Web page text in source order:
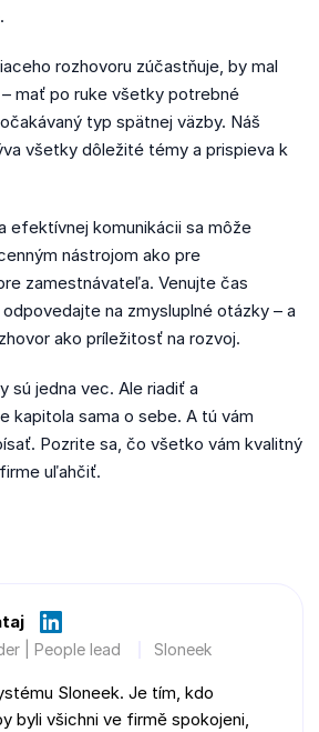
rozhovoru zúčastňuje, by mal
mať po ruke všetky potrebné
typ spätnej väzby. Náš
všetky dôležité témy a prispieva k
efektívnej komunikácii sa môže
nástrojom ako pre
zamestnávateľa. Venujte čas
na zmysluplné otázky – a
ako príležitosť na rozvoj.
sú jedna vec. Ale riadiť a
kapitola sama o sebe. A tú vám
Pozrite sa, čo všetko vám kvalitný
uľahčiť.
| People lead Sloneek
Sloneek. Je tím, kdo
byli všichni ve firmě spokojeni,